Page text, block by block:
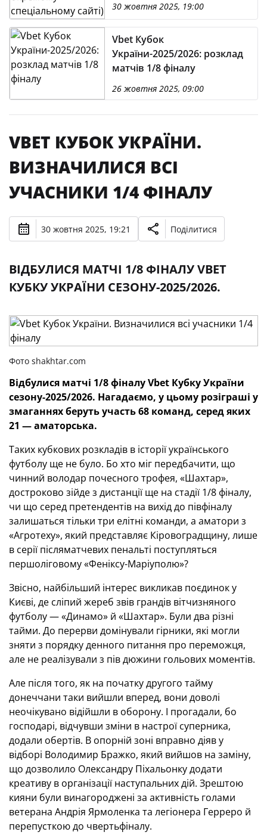
30 жовтня 2025, 19:00
Vbet Кубок
України-2025/2026: розклад
матчів 1/8 фіналу
26 жовтня 2025, 09:00
VBET КУБОК УКРАЇНИ.
ВИЗНАЧИЛИСЯ ВСІ
УЧАСНИКИ 1/4 ФІНАЛУ
30 жовтня 2025, 19:21 Поділитися
ВІДБУЛИСЯ МАТЧІ 1/8 ФІНАЛУ VBET
КУБКУ УКРАЇНИ СЕЗОНУ-2025/2026.
Фото shakhtar.com
Відбулися матчі 1/8 фіналу Vbet Кубку України
сезону-2025/2026. Нагадаємо, у цьому розіграші у
змаганнях беруть участь 68 команд, серед яких
21 — аматорська.
Таких кубкових розкладів в історії українського
футболу ще не було. Бо хто міг передбачити, що
чинний володар почесного трофея, «Шахтар»,
достроково зійде з дистанції ще на стадії 1/8 фіналу,
чи що серед претендентів на вихід до півфіналу
залишаться тільки три елітні команди, а аматори з
«Агротеху», який представляє Кіровоградщину, лише
в серії післяматчевих пенальті поступляться
першоліговому «Феніксу-Маріуполю»?
Звісно, найбільший інтерес викликав поєдинок у
Києві, де сліпий жереб звів грандів вітчизняного
футболу — «Динамо» й «Шахтар». Були два різні
тайми. До перерви домінували гірники, які могли
зняти з порядку денного питання про переможця,
але не реалізували з пів дюжини гольових моментів.
Але після того, як на початку другого тайму
донеччани таки вийшли вперед, вони доволі
неочікувано відійшли в оборону. І прогадали, бо
господарі, відчувши зміни в настрої суперника,
додали обертів. В опорній зоні вправно діяв у
відборі Володимир Бражко, який вийшов на заміну,
що дозволило Олександру Піхальонку додати
креативу в організації наступальних дій. Зрештою
кияни були винагороджені за активність голами
ветерана Андрія Ярмоленка та легіонера Герреро й
перепусткою до чвертьфіналу.